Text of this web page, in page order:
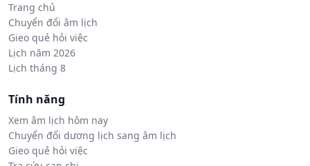
Trang chủ
Chuyển đổi âm lịch
Gieo quẻ hỏi việc
Lịch năm 2026
Lịch tháng 8
Tính năng
Xem âm lịch hôm nay
Chuyển đổi dương lịch sang âm lịch
Gieo quẻ hỏi việc